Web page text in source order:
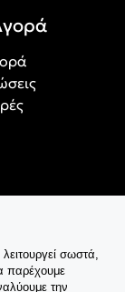
σωστά,
παρέχουμε
την